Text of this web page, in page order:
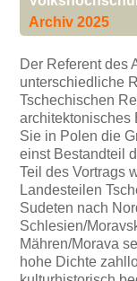
Archiv 2025
Der Referent des
unterschiedliche
Tschechischen
architektonisches
Sie in Polen die
einst Bestandteil
Teil des Vortrags
Landesteilen
Sudeten nach
Schlesien/
Mähren/Morava
hohe Dichte